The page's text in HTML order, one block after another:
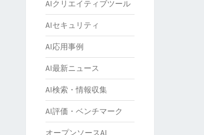
AIクリエイティブツール
AIセキュリティ
AI応用事例
AI最新ニュース
AI検索・情報収集
AI評価・ベンチマーク
オープンソースAI